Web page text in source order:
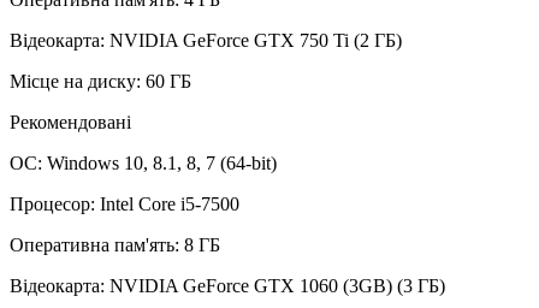
Відеокарта: NVIDIA GeForce GTX 750 Ti (2 ГБ)
Місце на диску: 60 ГБ
Рекомендовані
ОС: Windows 10, 8.1, 8, 7 (64-bit)
Процесор: Intel Core i5-7500
Оперативна пам'ять: 8 ГБ
Відеокарта: NVIDIA GeForce GTX 1060 (3GB) (3 ГБ)